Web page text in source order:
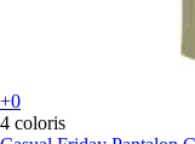
+0
4 coloris